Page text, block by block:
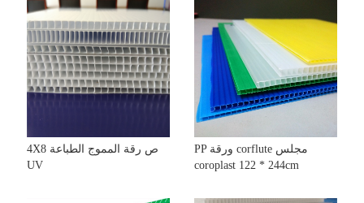
4X8 ص رقة المموج الطباعة
UV
PP ورقة corflute مجلس
coroplast 122 * 244cm